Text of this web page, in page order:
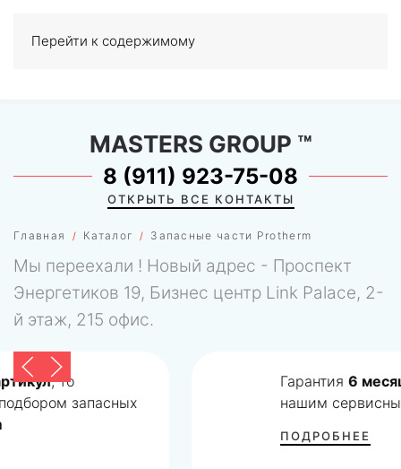
Перейти к содержимому
0
Главная Каталог Запасные части Protherm
MASTERS GROUP ™
8 (911) 923-75-08
ОТКРЫТЬ ВСЕ КОНТАКТЫ
Мы переехали ! Новый адрес - Проспект
Энергетиков 19, Бизнес центр Link Palace, 2-
й этаж, 215 офис.
при установке
нашим сервисным центром